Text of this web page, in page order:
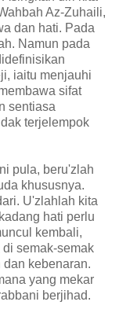
Az-Zuhaili,
dan hati. Pada
Namun pada
iaitu menjauhi
sifat
sentiasa
terjelempok
pula, beru'zlah
khususnya.
U'zlahlah kita
hati perlu
kembali,
semak-semak
kebenaran.
yang mekar
berjihad.